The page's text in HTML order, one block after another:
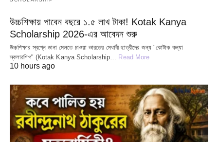
উচ্চশিক্ষায় পাবেন বছরে ১.৫ লাখ টাকা! Kotak Kanya
Scholarship 2026-এর আবেদন শুরু
উচ্চশিক্ষার স্বপ্নে ডানা মেলতে চাওয়া ভারতের মেধাবী ছাত্রীদের জন্য "কোটাক কন্যা
স্কলারশিপ" (Kotak Kanya Scholarship…
Read More
10 hours ago